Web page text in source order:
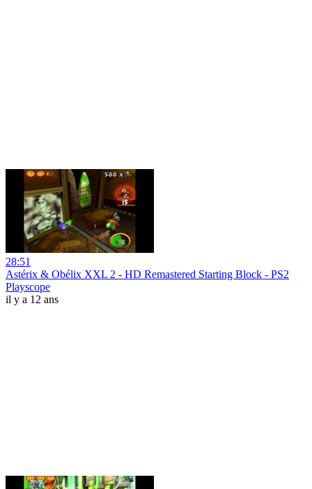
28:51
Astérix & Obélix XXL 2 - HD Remastered Starting Block - PS2
Playscope
il y a 12 ans